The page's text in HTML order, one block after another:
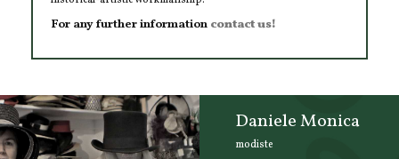
For any further information contact us!
Daniele Monica
modiste